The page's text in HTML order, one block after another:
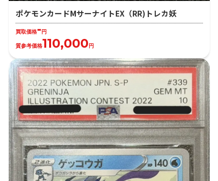
ポケモンカードMサーナイトEX（RR)トレカ妖
買取価格-円
質参考価格110,000円